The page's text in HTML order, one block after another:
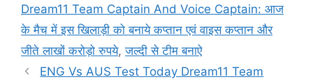
Dream11 Team Captain And Voice Captain: आज
के मैच में इस खिलाड़ी को बनाये कप्तान एवं वाइस कप्तान और
जीते लाखों करोड़ो रुपये,जल्दी से टीम बनाऐ
ENG Vs AUS Test Today Dream11 Team